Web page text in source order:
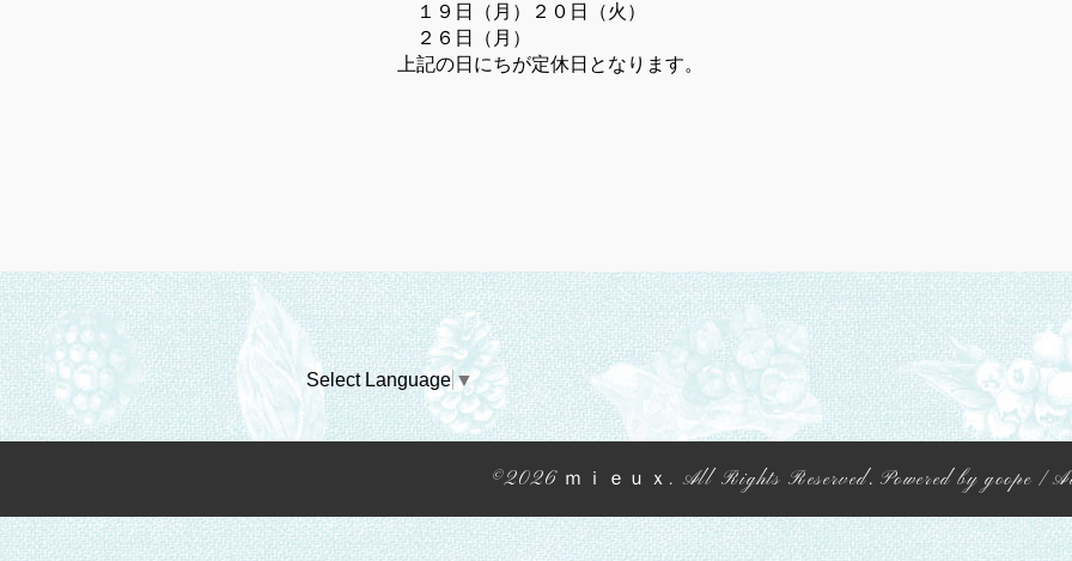
１９日（月）２０日（火）
２６日（月）
上記の日にちが定休日となります。
Select Language ▼
©2026 ｍｉｅｕｘ . All Rights Reserved. Powered bygoope /